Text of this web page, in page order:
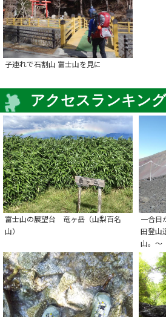
子連れで石割山 富士山を見に
アクセスランキング
富士山の展望台 竜ヶ岳（山梨百名
山）
一合目
田登山
山。～